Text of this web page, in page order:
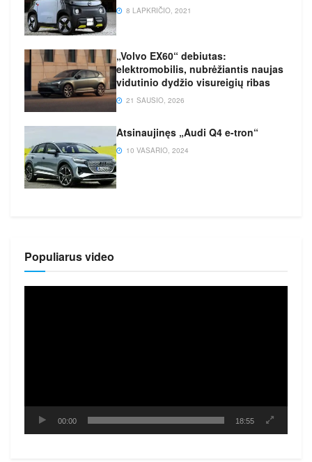
8 LAPKRIČIO, 2021
„Volvo EX60“ debiutas:
elektromobilis, nubrėžiantis naujas
vidutinio dydžio visureigių ribas
21 SAUSIO, 2026
Atsinaujinęs „Audi Q4 e-tron“
10 VASARIO, 2024
Populiarus video
00:00 18:55